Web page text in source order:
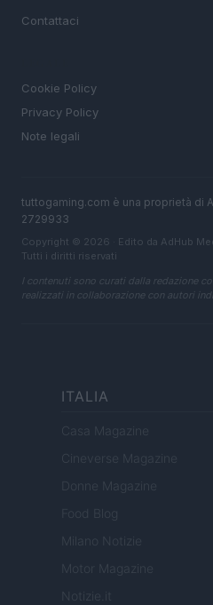
Contattaci
Cookie Policy
Privacy Policy
Note legali
tuttogaming.com è una proprietà di
2729933
Copyright © 2026 · Edito da AdHub
Tutti i diritti riservati
I contenuti sono curati dalla redazione
realizzati in collaborazione con autori
ITALIA
Casa Magazine
Cineverse Magazine
Donne Magazine
Food Blog
Milano Notizie
Motor Magazine
Notizie.it